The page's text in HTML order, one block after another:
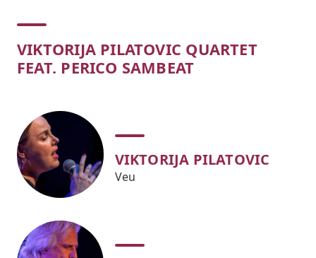
Concert
VIKTORIJA PILATOVIC QUARTET
FEAT. PERICO SAMBEAT
VIKTORIJA PILATOVIC
Veu